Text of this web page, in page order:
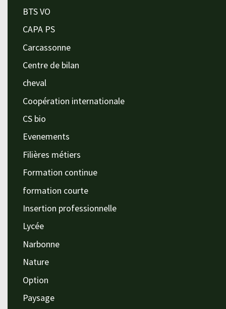
BTS VO
CAPA PS
Carcassonne
Centre de bilan
cheval
Coopération internationale
CS bio
Evenements
Filières métiers
Formation continue
formation courte
Insertion professionnelle
Lycée
Narbonne
Nature
Option
Paysage